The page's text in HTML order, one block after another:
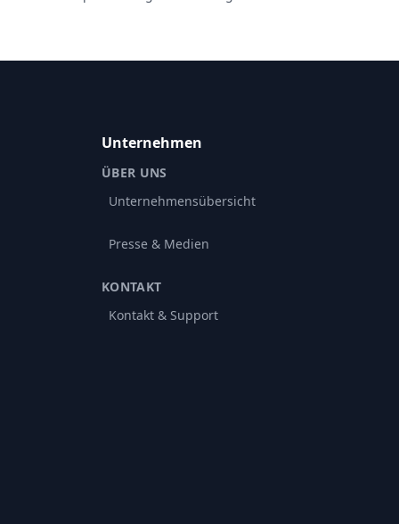
Unternehmen
ÜBER UNS
Unternehmensübersicht
Presse & Medien
KONTAKT
Kontakt & Support